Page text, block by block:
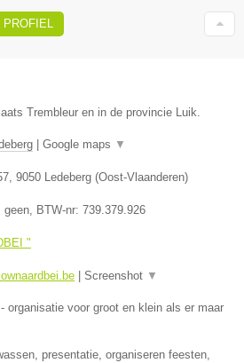
PROFIEL
Trembleur en in de provincie Luik.
Google maps ▼
, 9050 Ledeberg (Oost-Vlaanderen)
geen, BTW-nr: 739.379.926
"
Screenshot ▼
organisatie voor groot en klein als er maar
presentatie, organiseren feesten,